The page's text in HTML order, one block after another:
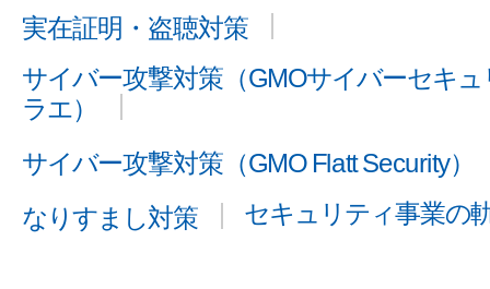
実在証明・盗聴対策
サイバー攻撃対策（GMOサイバーセキ
ラエ）
サイバー攻撃対策（GMO Flatt Security）
なりすまし対策
セキュリティ事業の